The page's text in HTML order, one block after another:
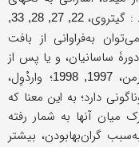
: گیتروی،
22, 27, 28, 33,
به‌فراوانی از بافت
ساسانیان، و یا پس از
؛ واردْوِل،
دارد؛ به این معنا که
میان آنها به شمار رفته
گران‌بهابودن، بیشتر